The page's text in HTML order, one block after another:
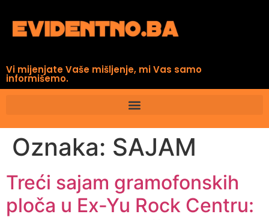
Vi mijenjate Vaše mišljenje, mi Vas samo
informišemo.
Oznaka: SAJAM
Treći sajam gramofonskih
ploča u Ex-Yu Rock Centru: